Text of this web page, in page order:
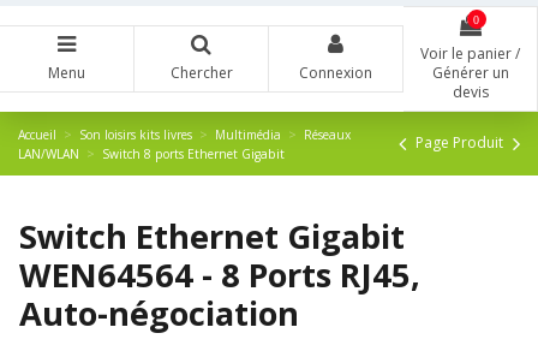
Menu Chercher Connexion
0
Voir le panier /
Générer un
devis
Accueil Son loisirs kits livres Multimédia
Réseaux
LAN/WLAN
Switch 8 ports Ethernet Gigabit
Page Produit
Switch Ethernet Gigabit
WEN64564 - 8 Ports RJ45,
Auto-négociation